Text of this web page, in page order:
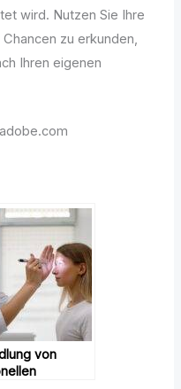
wird. Nutzen Sie Ihre
zu erkunden,
Ihren eigenen
von